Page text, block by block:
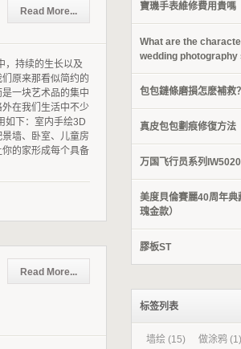
Read More...
，持续的生长以及
原来那看似简约的
一块艺术品的集中
在我们生活中不少
如下：室内手绘3D
墙、卧室、儿童房
的家形成每个具备
Read More...
寶璣手表維修費用貴嗎
What are the
wedding
包包鏈條磨損怎麽補救
​真皮包包劃痕修復方法
万国飞行员系列
美度貝倫賽麗40周年
瑰金款）
膠板ST
标签列表
墙绘 (15) 做涂鸦 (1)